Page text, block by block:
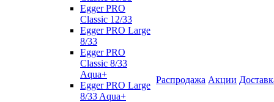
Egger PRO
Classic 12/33
Egger PRO Large
8/33
Egger PRO
Classic 8/33
Aqua+
Egger PRO Large
8/33 Aqua+
Распродажа Акции